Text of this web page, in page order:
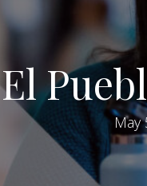
El
May